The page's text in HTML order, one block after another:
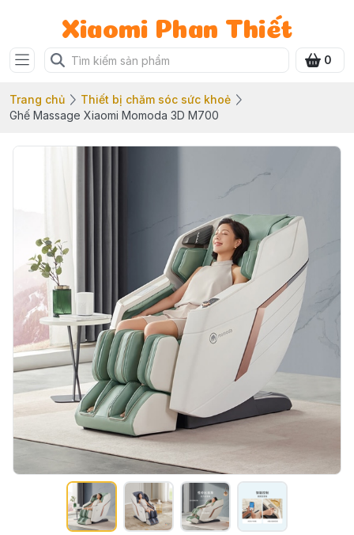
Xiaomi Phan Thiết
0
Trang chủ
Thiết bị chăm sóc sức khoẻ
Ghế Massage Xiaomi Momoda 3D M700